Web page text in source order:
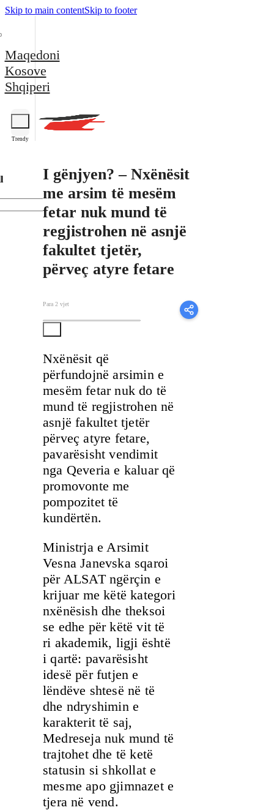
Skip to main contentSkip to footer
Maqedoni
Kosove
Shqiperi
Trendy
I gënjyen? – Nxënësit
me arsim të mesëm
fetar nuk mund të
regjistrohen në asnjë
fakultet tjetër,
përveç atyre fetare
Para 2 vjet
Nxënësit që
përfundojnë arsimin e
mesëm fetar nuk do të
mund të regjistrohen në
asnjë fakultet tjetër
përveç atyre fetare,
pavarësisht vendimit
nga Qeveria e kaluar që
promovonte me
pompozitet të
kundërtën.
Ministrja e Arsimit
Vesna Janevska sqaroi
për ALSAT ngërçin e
krijuar me këtë kategori
nxënësish dhe theksoi
se edhe për këtë vit të
ri akademik, ligji është
i qartë: pavarësisht
idesë për futjen e
lëndëve shtesë në të
dhe ndryshimin e
karakterit të saj,
Medreseja nuk mund të
trajtohet dhe të ketë
statusin si shkollat e
mesme apo gjimnazet e
tjera në vend.